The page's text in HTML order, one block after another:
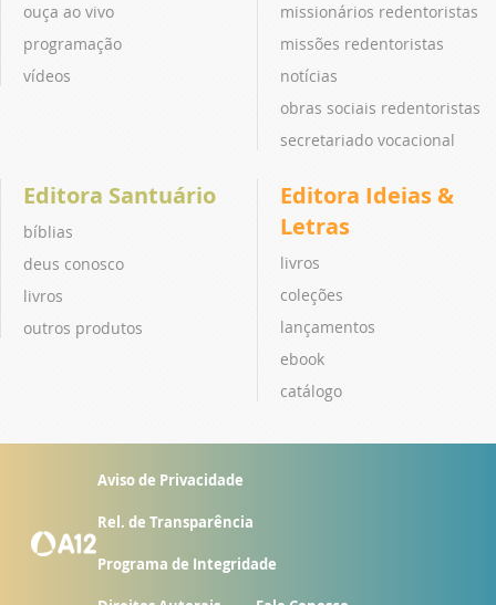
ouça ao vivo
programação
vídeos
missionários redentoristas
missões redentoristas
notícias
obras sociais redentoristas
secretariado vocacional
Editora Santuário
bíblias
deus conosco
livros
outros produtos
Editora Ideias &
Letras
livros
coleções
lançamentos
ebook
catálogo
Aviso de Privacidade
Rel. de Transparência
Programa de Integridade